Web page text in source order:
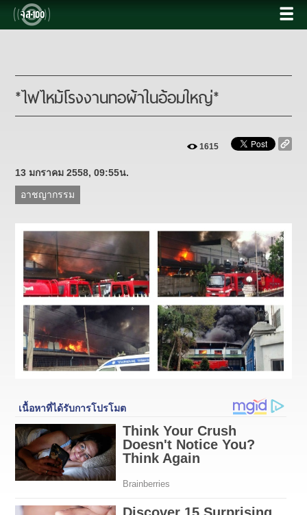
*ไฟไหม้โรงงานทอผ้าในอ้อมใหญ่*
1615
13 มกราคม 2558, 09:55น.
อาชญากรรม